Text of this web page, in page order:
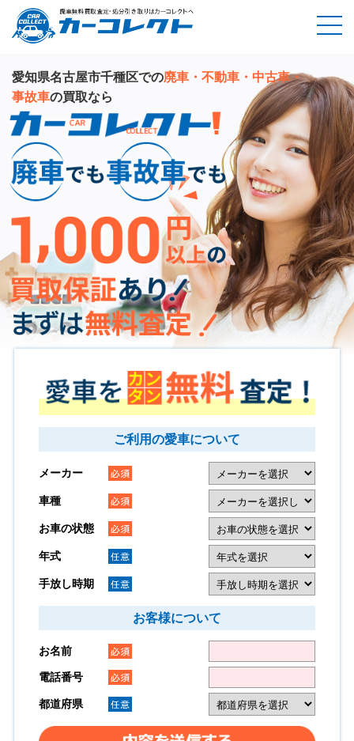
愛知県名古屋市千種区での廃車・不動車・中古車・
事故車の買取なら
ご利用の愛車について
メーカー
車種
お車の状態
年式
手放し時期
お客様について
お名前
電話番号
都道府県